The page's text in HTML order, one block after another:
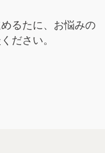
るたに、お悩みの
ださい。